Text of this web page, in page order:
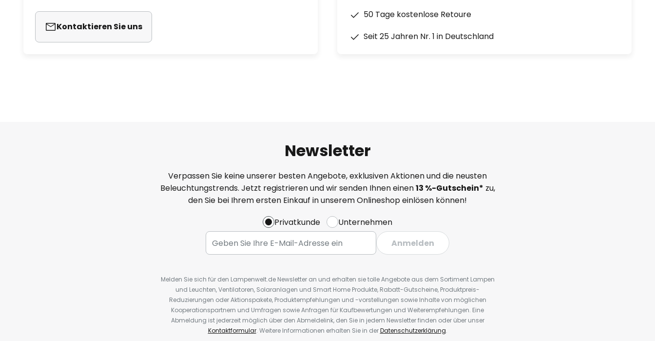
Kontaktieren Sie uns
50 Tage kostenlose Retoure
Seit 25 Jahren Nr. 1 in Deutschland
Newsletter
Verpassen Sie keine unserer besten Angebote, exklusiven Aktionen und die neusten
Beleuchtungstrends. Jetzt registrieren und wir senden Ihnen einen13 %-Gutschein* zu,
den Sie bei Ihrem ersten Einkauf in unserem Onlineshop einlösen können!
Privatkunde
Unternehmen
Anmelden
Melden Sie sich für den Lampenwelt.de Newsletter an und erhalten sie tolle Angebote aus dem Sortiment Lampen
und Leuchten, Ventilatoren, Solaranlagen und Smart Home Produkte, Rabatt-Gutscheine, Produktpreis-
Reduzierungen oder Aktionspakete, Produktempfehlungen und -vorstellungen sowie Inhalte von möglichen
Kooperationspartnern und Umfragen sowie Anfragen für Kaufbewertungen und Weiterempfehlungen. Eine
Abmeldung ist jederzeit möglich über den Abmeldelink, den Sie in jedem Newsletter finden oder über unser
Kontaktformular. Weitere Informationen erhalten Sie in derDatenschutzerklärung.